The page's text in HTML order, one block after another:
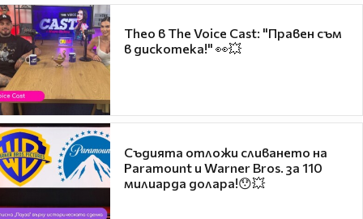
Theo в The Voice Cast: "Правен съм
в дискотека!" 👀💥
Съдията отложи сливането на
Paramount и Warner Bros. за 110
милиарда долара!😯💥